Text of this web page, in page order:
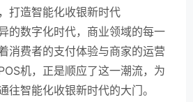
打造智能化收银新时代
的数字化时代，商业领域的每一
消费者的支付体验与商家的运营
机，正是顺应了这一潮流，为
往智能化收银新时代的大门。